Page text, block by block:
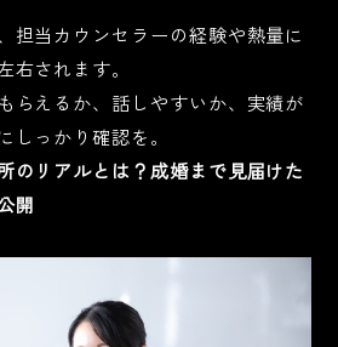
担当カウンセラーの経験や熱量に
右されます。
らえるか、話しやすいか、実績が
しっかり確認を。
のリアルとは？成婚まで見届けた
開